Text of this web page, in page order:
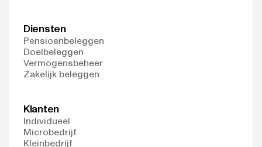
Diensten
Pensioenbeleggen
Doelbeleggen
Vermogensbeheer
Zakelijk beleggen
Klanten
Individueel
Microbedrijf
Kleinbedrijf